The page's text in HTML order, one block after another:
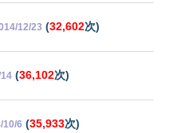
12/23 (32,602次)
(36,102次)
10/6 (35,933次)